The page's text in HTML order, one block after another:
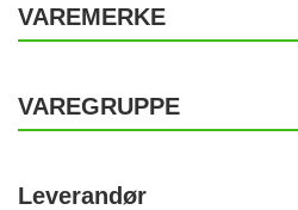
VAREMERKE
VAREGRUPPE
Leverandør